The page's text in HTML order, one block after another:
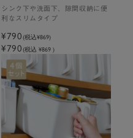
0×H24cm
シンク下や洗面下、隙間収納に便
利なスリムタイプ
¥790(税込¥869)
¥790(税込 ¥869 )